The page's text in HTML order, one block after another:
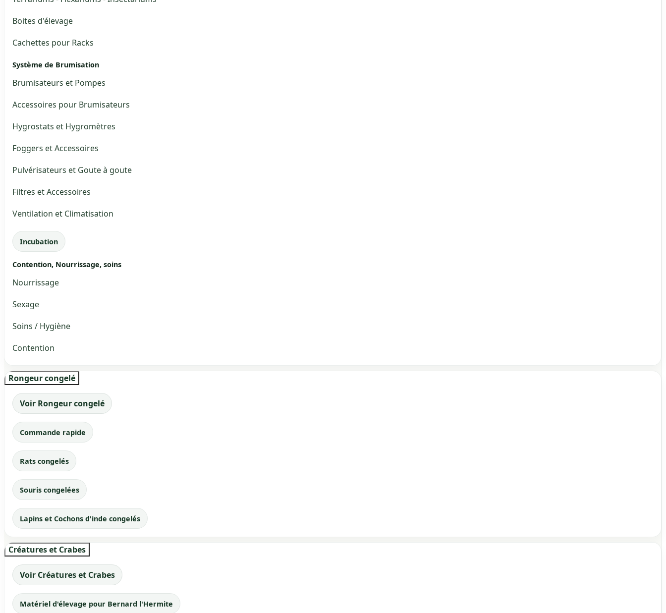
Boites d'élevage
Cachettes pour Racks
Système de Brumisation
Brumisateurs et Pompes
Accessoires pour Brumisateurs
Hygrostats et Hygromètres
Foggers et Accessoires
Pulvérisateurs et Goute à goute
Filtres et Accessoires
Ventilation et Climatisation
Incubation
Contention, Nourrissage, soins
Nourrissage
Sexage
Soins / Hygiène
Contention
Rongeur congelé
Voir Rongeur congelé
Commande rapide
Rats congelés
Souris congelées
Lapins et Cochons d'inde congelés
Créatures et Crabes
Voir Créatures et Crabes
Matériel d'élevage pour Bernard l'Hermite